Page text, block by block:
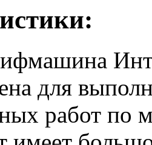
для
работ по